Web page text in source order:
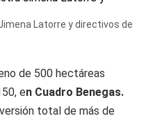
Latorre y directivos de
de 500 hectáreas
en Cuadro Benegas.
total de más de